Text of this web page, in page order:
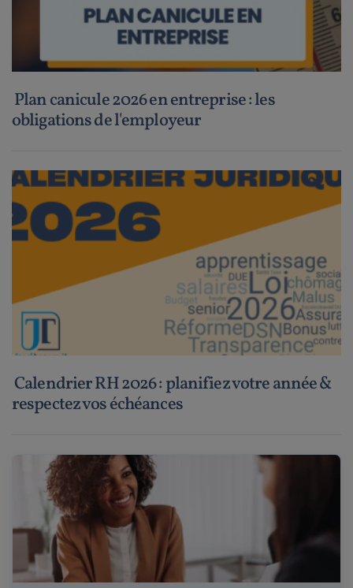
Plan canicule 2026 en entreprise : les
obligations de l'employeur
Calendrier RH 2026 : planifiez votre année &
respectez vos échéances